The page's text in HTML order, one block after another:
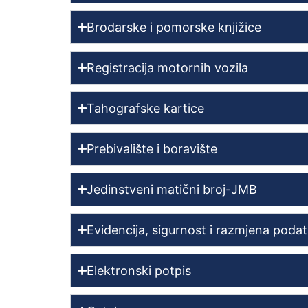
Brodarske i pomorske knjižice
Registracija motornih vozila
Tahografske kartice
Prebivalište i boravište
Jedinstveni matični broj-JMB
Evidencija, sigurnost i razmjena
Elektronski potpis